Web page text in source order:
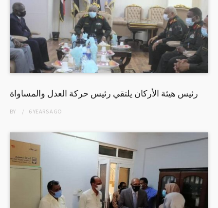
رئيس هيئة الأركان يلتقي رئيس حركة العدل والمساواة
BY 6 YEARSAGO